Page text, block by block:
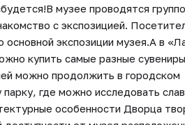
музее проводятся
с экспозицией.
экспозиции музея.А в
купить самые разные
можно продолжить в городском
где можно исследовать
особенности Дворца